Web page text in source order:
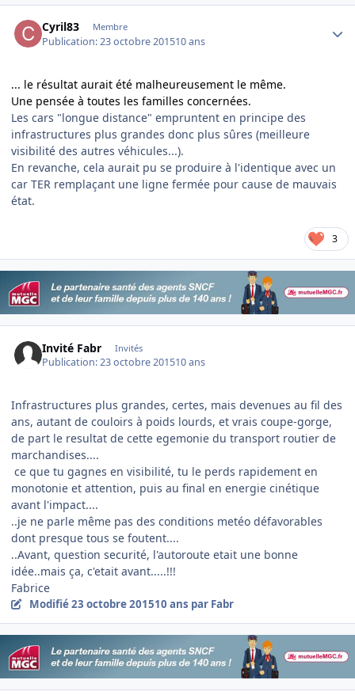
Cyril83 Membre
Publication:23 octobre 201510 ans
... le résultat aurait été malheureusement le même.
Une pensée à toutes les familles concernées.
Les cars "longue distance" empruntent en principe des
infrastructures plus grandes donc plus sûres (meilleure
visibilité des autres véhicules...).
En revanche, cela aurait pu se produire à l'identique avec un
car TER remplaçant une ligne fermée pour cause de mauvais
état.
3
Invité Fabr Invités
Publication:23 octobre 201510 ans
Infrastructures plus grandes, certes, mais devenues au fil des
ans, autant de couloirs à poids lourds, et vrais coupe-gorge,
de part le resultat de cette egemonie du transport routier de
marchandises....
ce que tu gagnes en visibilité, tu le perds rapidement en
monotonie et attention, puis au final en energie cinétique
avant l'impact....
..je ne parle même pas des conditions metéo défavorables
dont presque tous se foutent....
..Avant, question securité, l'autoroute etait une bonne
idée..mais ça, c'etait avant.....!!!
Fabrice
Modifié23 octobre 201510 ans par Fabr